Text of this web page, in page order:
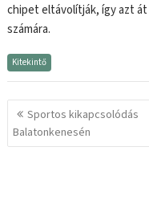
chipet eltávolítják, így azt
számára.
Kitekintő
Bejegyzés
navigáció
Sportos kikapcsolódás
Balatonkenesén